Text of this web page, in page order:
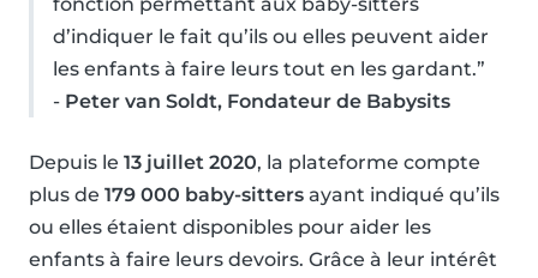
d’indiquer le fait qu’ils ou elles peuvent aider
les enfants à faire leurs tout en les gardant.”
- Peter van Soldt, Fondateur de Babysits
Depuis le 13 juillet 2020, la plateforme compte
plus de 179 000 baby-sitters ayant indiqué qu’ils
ou elles étaient disponibles pour aider les
enfants à faire leurs devoirs. Grâce à leur intérêt